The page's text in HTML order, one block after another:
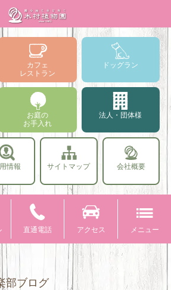
カフェ
レストラン
ドッグラン
お庭の
お手入れ
法人・団体様
情報 サイトマップ 会社概要
直通電話 アクセス メニュー
部ブログ